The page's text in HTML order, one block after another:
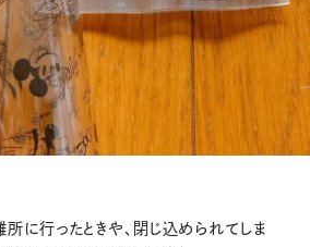
に行ったときや、閉じ込められてしま